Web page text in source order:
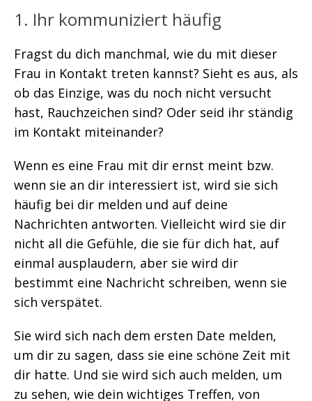
1. Ihr kommuniziert häufig
Fragst du dich manchmal, wie du mit dieser
Frau in Kontakt treten kannst? Sieht es aus, als
ob das Einzige, was du noch nicht versucht
hast, Rauchzeichen sind? Oder seid ihr ständig
im Kontakt miteinander?
Wenn es eine Frau mit dir ernst meint bzw.
wenn sie an dir interessiert ist, wird sie sich
häufig bei dir melden und auf deine
Nachrichten antworten. Vielleicht wird sie dir
nicht all die Gefühle, die sie für dich hat, auf
einmal ausplaudern, aber sie wird dir
bestimmt eine Nachricht schreiben, wenn sie
sich verspätet.
Sie wird sich nach dem ersten Date melden,
um dir zu sagen, dass sie eine schöne Zeit mit
dir hatte. Und sie wird sich auch melden, um
zu sehen, wie dein wichtiges Treffen, von